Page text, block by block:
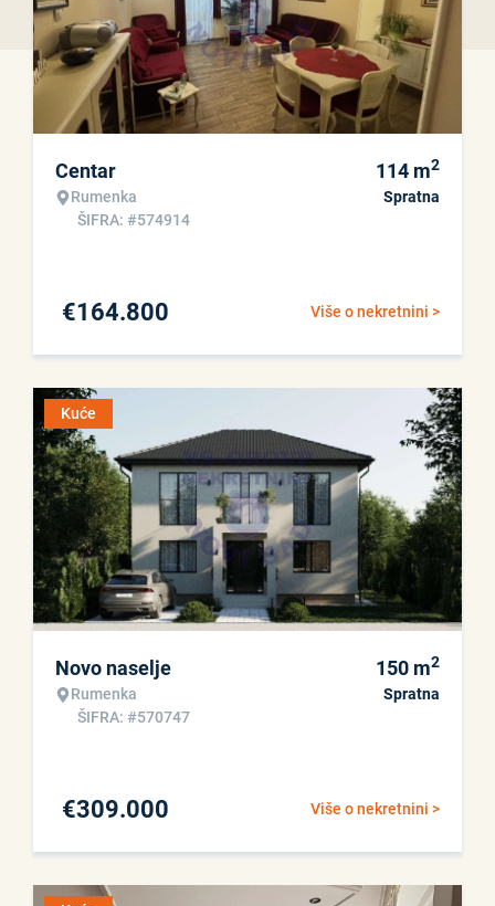
Centar
Rumenka
ŠIFRA: #574914
114 m2
Spratna
Više o nekretnini >
€164.800
Kuće
Novo naselje
Rumenka
ŠIFRA: #570747
150 m2
Spratna
Više o nekretnini >
€309.000